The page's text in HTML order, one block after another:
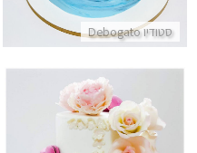
סטודיו Debogato
עוגת חתונה עם תעודת כשרות